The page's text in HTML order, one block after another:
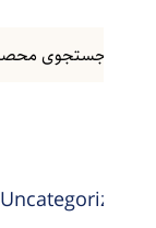
Uncategorized